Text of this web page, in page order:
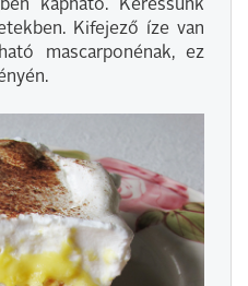
kapható. Keressünk
Kifejező íze van
mascarponénak, ez